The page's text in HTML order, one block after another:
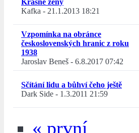
Krásné ženy
Kafka - 21.1.2013 18:21
Vzpomínka na obránce
československých hranic z roku
1938
Jaroslav Beneš - 6.8.2017 07:42
Sčítání lidu a bůhví čeho ještě
Dark Side - 1.3.2011 21:59
« první